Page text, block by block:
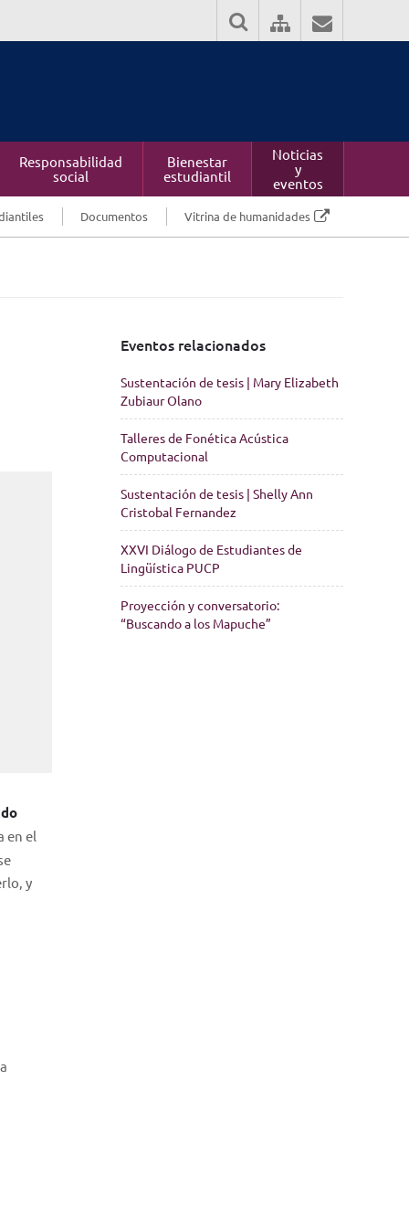
Responsabilidad
social
Bienestar
estudiantil
Noticias
y
eventos
Documentos Vitrina de humanidades
en el
y
Eventos relacionados
Sustentación de tesis | Mary Elizabeth
Zubiaur Olano
Talleres de Fonética Acústica
Computacional
Sustentación de tesis | Shelly Ann
Cristobal Fernandez
XXVI Diálogo de Estudiantes de
Lingüística PUCP
Proyección y conversatorio:
“Buscando a los Mapuche”